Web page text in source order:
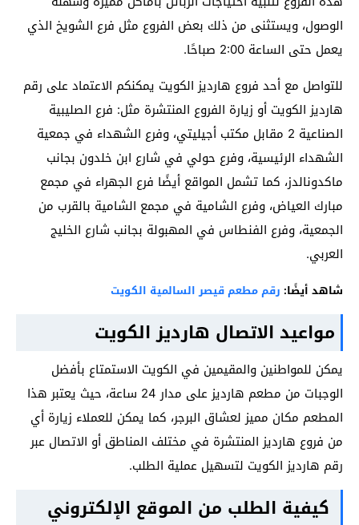
الوصول، ويستثنى من ذلك بعض الفروع مثل فرع الشويخ الذي
يعمل حتى الساعة 2:00 صباحًا.
للتواصل مع أحد فروع هارديز الكويت يمكنكم الاعتماد على رقم
هارديز الكويت أو زيارة الفروع المنتشرة مثل: فرع الصليبية
الصناعية 2 مقابل مكتب أجيليتي، وفرع الشهداء في جمعية
الشهداء الرئيسية، وفرع حولي في شارع ابن خلدون بجانب
ماكدونالدز، كما تشمل المواقع أيضًا فرع الجهراء في مجمع
مبارك العياض، وفرع الشامية في مجمع الشامية بالقرب من
الجمعية، وفرع الفنطاس في المهبولة بجانب شارع الخليج
العربي.
شاهد أيضًا: رقم مطعم قيصر السالمية الكويت
مواعيد الاتصال هارديز الكويت
يمكن للمواطنين والمقيمين في الكويت الاستمتاع بأفضل
الوجبات من مطعم هارديز على مدار 24 ساعة، حيث يعتبر هذا
المطعم مكان مميز لعشاق البرجر، كما يمكن للعملاء زيارة أي
من فروع هارديز المنتشرة في مختلف المناطق أو الاتصال عبر
رقم هارديز الكويت لتسهيل عملية الطلب.
كيفية الطلب من الموقع الإلكتروني